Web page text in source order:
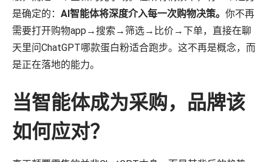
是确定的： AI智能体将深度介入每一次购物决策。 你不再
需要打开购物app→搜索→筛选→比价→下单，直接在聊
天里问ChatGPT哪款蛋白粉适合跑步。这不再是概念，而
是正在落地的能力。
当智能体成为采购，品牌该
如何应对？